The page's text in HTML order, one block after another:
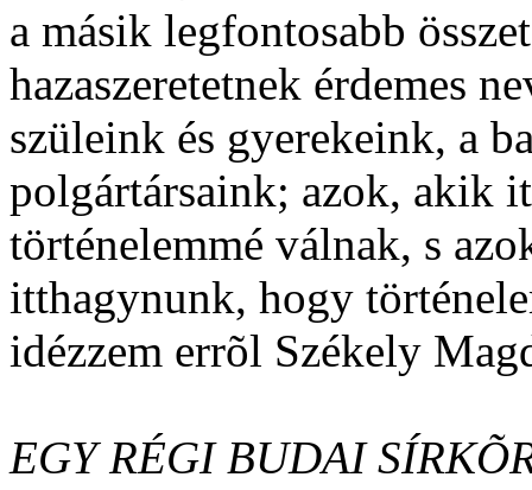
a másik legfontosabb
hazaszeretetnek érdemes
szüleink és gyerekeink, a
polgártársaink; azok, akik
történelemmé válnak, s
itthagynunk, hogy
idézzem errõl Székely
EGY RÉGI BUDAI